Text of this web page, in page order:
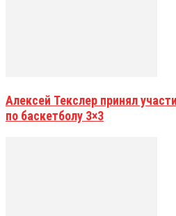
Алексей Текслер принял
по баскетболу 3×3